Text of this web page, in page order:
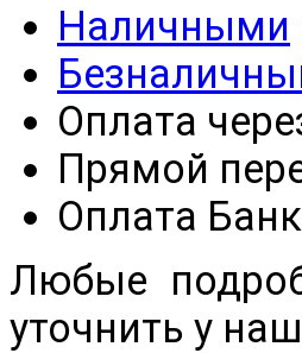
Наличными
Оплата
Прямой
Оплата
Любые
уточнить у